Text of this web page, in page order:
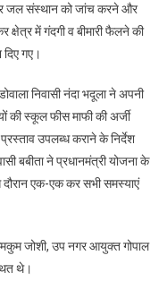
जल संस्थान को जांच करने और
क्षेत्र में गंदगी व बीमारी फैलने की
दिए गए।
निवासी नंदा भदूला ने अपनी
की स्कूल फीस माफी की अर्जी
उपलब्ध कराने के निर्देश
बबीता ने प्रधानमंत्री योजना के
एक-एक कर सभी समस्याएं
जोशी, उप नगर आयुक्त गोपाल
थे।